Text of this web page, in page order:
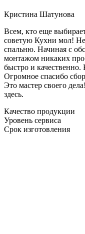
Кристина Шатунова
Всем, кто еще
советую Кухни мол!
спальню. Начиная с
монтажом никаких
быстро и
Огромное спасибо
Это мастер своего
здесь.
Качество продукции
Уровень сервиса
Срок изготовления